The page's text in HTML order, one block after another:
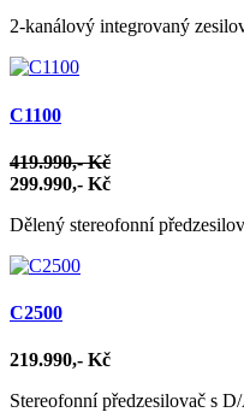
2-kanálový integrovaný
C1100
419.990,- Kč
299.990,- Kč
Dělený stereofonní
C2500
219.990,- Kč
Stereofonní předzesilovač s